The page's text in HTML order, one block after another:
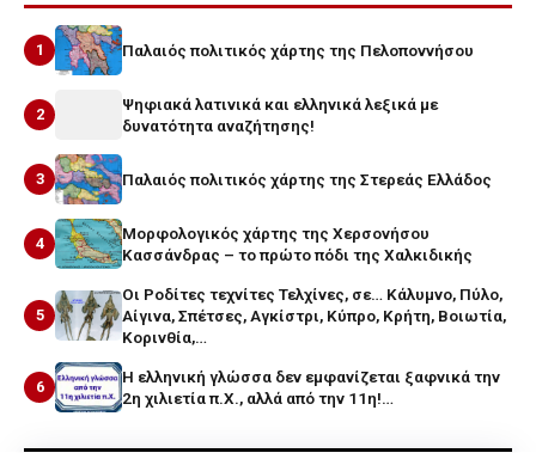
1 Παλαιός πολιτικός χάρτης της Πελοποννήσου
2
Ψηφιακά λατινικά και ελληνικά λεξικά με
δυνατότητα αναζήτησης!
3 Παλαιός πολιτικός χάρτης της Στερεάς Ελλάδος
4
Μορφολογικός χάρτης της Χερσονήσου
Κασσάνδρας – το πρώτο πόδι της Χαλκιδικής
5
Οι Ροδίτες τεχνίτες Τελχίνες, σε… Κάλυμνο, Πύλο,
Αίγινα, Σπέτσες, Αγκίστρι, Κύπρο, Κρήτη, Βοιωτία,
Κορινθία,…
6
Η ελληνική γλώσσα δεν εμφανίζεται ξαφνικά την
2η χιλιετία π.Χ., αλλά από την 11η!…